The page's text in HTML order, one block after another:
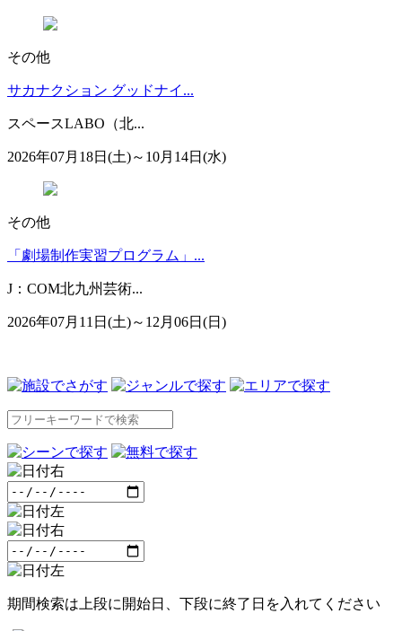
その他
サカナクション グッドナイ...
スペースLABO（北...
2026年07月18日(土)～10月14日(水)
その他
「劇場制作実習プログラム」...
J：COM北九州芸術...
2026年07月11日(土)～12月06日(日)
期間検索は上段に開始日、下段に終了日を入れてください